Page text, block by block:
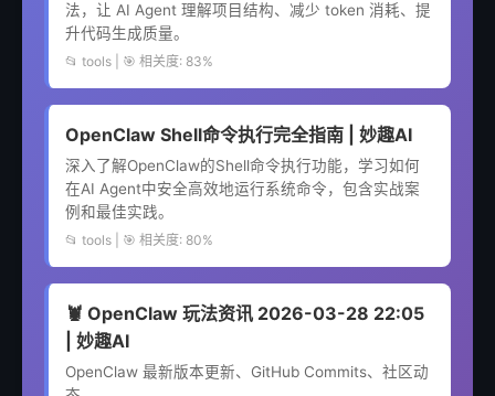
法，让 AI Agent 理解项目结构、减少 token 消耗、提
升代码生成质量。
📂 tools | 🎯 相关度: 83%
OpenClaw Shell命令执行完全指南 | 妙趣AI
深入了解OpenClaw的Shell命令执行功能，学习如何
在AI Agent中安全高效地运行系统命令，包含实战案
例和最佳实践。
📂 tools | 🎯 相关度: 80%
🦞 OpenClaw 玩法资讯 2026-03-28 22:05
| 妙趣AI
OpenClaw 最新版本更新、GitHub Commits、社区动